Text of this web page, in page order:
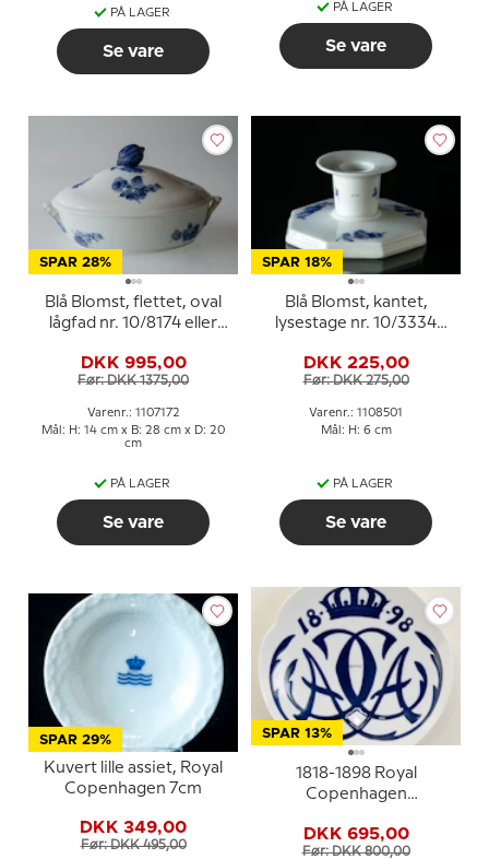
PÅ LAGER
Se vare
PÅ LAGER
Se vare
SPAR 28%
Blå Blomst, flettet, oval
lågfad nr. 10/8174 eller
DKK 995,00
Før: DKK 1375,00
Varenr.: 1107172
Mål: H: 14 cm x B: 28 cm x D: 20
cm
PÅ LAGER
Se vare
SPAR 18%
Blå Blomst, kantet,
lysestage nr. 10/3334
DKK 225,00
Før: DKK 275,00
Varenr.: 1108501
Mål: H: 6 cm
PÅ LAGER
Se vare
SPAR 29%
Kuvert lille assiet, Royal
Copenhagen 7cm
DKK 349,00
Før: DKK 495,00
SPAR 13%
1818-1898 Royal
Copenhagen
DKK 695,00
Før: DKK 800,00